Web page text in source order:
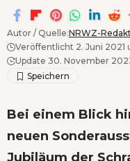
Autor / Quelle:NRWZ-
Veröffentlicht 2. Juni 2021
Update 30. November
Bei einem Blick
neuen
Jubiläum der